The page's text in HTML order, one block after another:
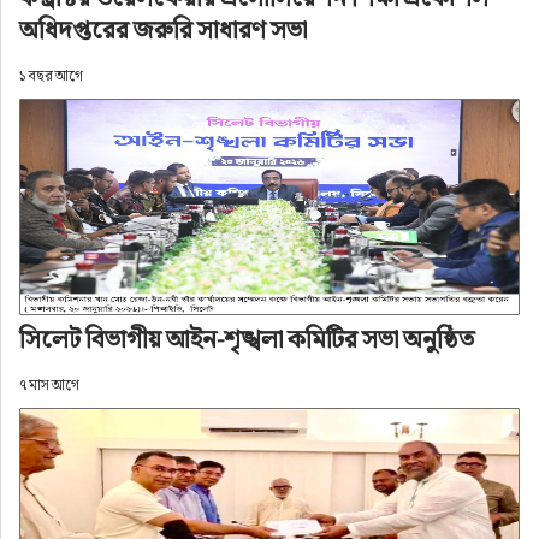
প্রকাশ: ১ মাস আগে
অধিদপ্তরের জরুরি সাধারণ সভা
১ বছর আগে
সিলেট বিভাগীয় আইন-শৃঙ্খলা কমিটির সভা অনুষ্ঠিত
৭ মাস আগে